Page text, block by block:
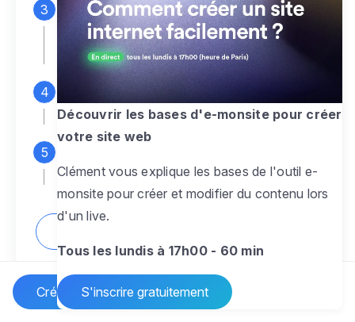
Créer un site Internet
Personnalisez entièrement le
designpour créer un site web sur-mesure,
à votre image
Ajoutez des pagessans limite pour
présenter votre activité, votre passion
pour rendre votre site dynamique
Découvrir les bases d'e-monsite pour créer
votre site web
Clément vous explique les bases de l'outil e-
monsite pour créer et modifier du contenu lors
d'un live.
Tous les lundis à 17h00 - 60 min
S'inscrire gratuitement